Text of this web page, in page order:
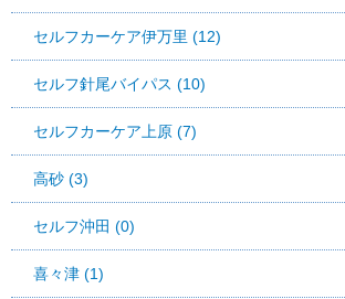
セルフカーケア伊万里 (12)
セルフ針尾バイパス (10)
セルフカーケア上原 (7)
高砂 (3)
セルフ沖田 (0)
喜々津 (1)